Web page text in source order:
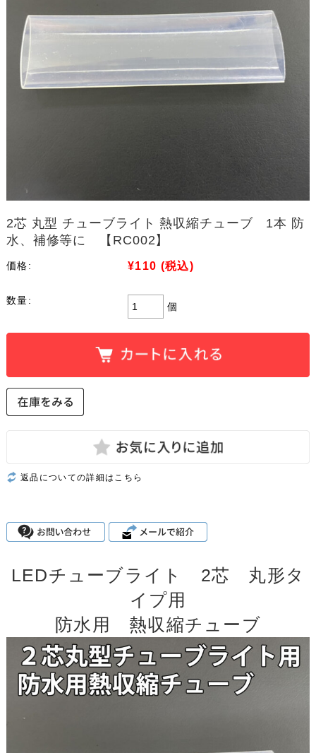
2芯 丸型 チューブライト 熱収縮チューブ 1本 防
水、補修等に 【RC002】
価格: ¥110 (税込)
数量:
個
返品についての詳細はこちら
LEDチューブライト 2芯 丸形タ
イプ用
防水用 熱収縮チューブ